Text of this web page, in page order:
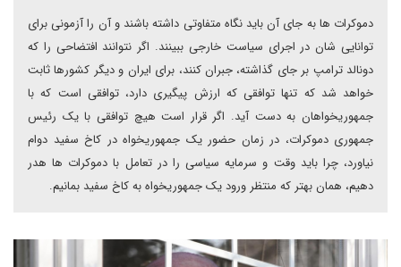
دموکرات ها به جای آن باید نگاه متفاوتی داشته باشند و آن را آزمونی برای
توانایی شان در اجرای سیاست خارجی ببینند. اگر نتوانند افتضاحی را که
دونالد ترامپ بر جای گذاشته، جبران کنند، برای ایران و دیگر کشورها ثابت
خواهد شد که تنها توافقی که ارزش پیگیری دارد، توافقی است که با
جمهوریخواهان به دست آید. اگر قرار است هیچ توافقی با یک رئیس
جمهوری دموکرات، در زمان حضور یک جمهوریخواه در کاخ سفید دوام
نیاورد، چرا باید وقت و سرمایه سیاسی را در تعامل با دموکرات ها هدر
دهیم، همان بهتر که منتظر ورود یک جمهوریخواه به کاخ سفید بمانیم.